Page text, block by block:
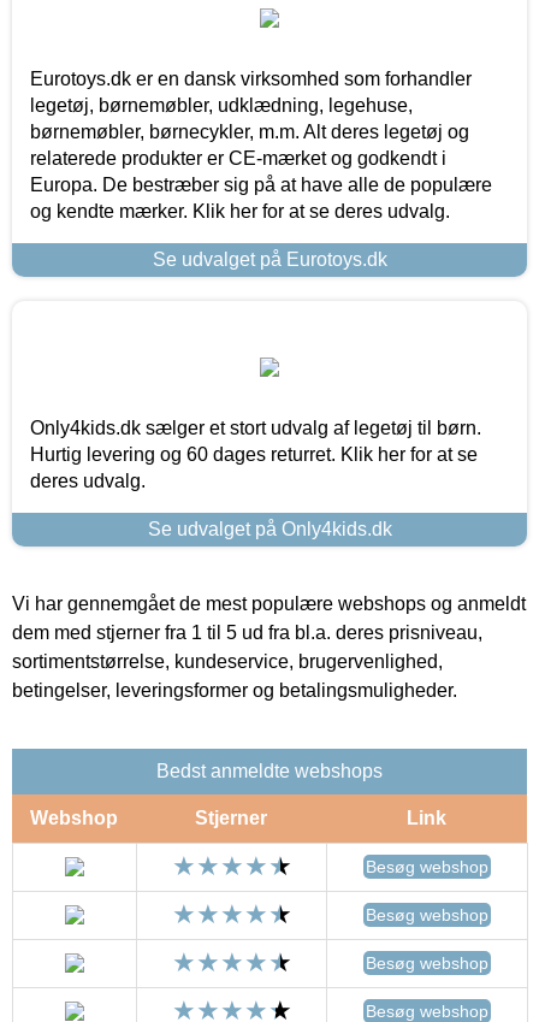
Eurotoys.dk er en dansk virksomhed som forhandler
legetøj, børnemøbler, udklædning, legehuse,
børnemøbler, børnecykler, m.m. Alt deres legetøj og
relaterede produkter er CE-mærket og godkendt i
Europa. De bestræber sig på at have alle de populære
og kendte mærker. Klik her for at se deres udvalg.
Se udvalget på Eurotoys.dk
Only4kids.dk sælger et stort udvalg af legetøj til børn.
Hurtig levering og 60 dages returret. Klik her for at se
deres udvalg.
Se udvalget på Only4kids.dk
Vi har gennemgået de mest populære webshops og anmeldt
dem med stjerner fra 1 til 5 ud fra bl.a. deres prisniveau,
sortimentstørrelse, kundeservice, brugervenlighed,
betingelser, leveringsformer og betalingsmuligheder.
Bedst anmeldte webshops
Webshop Stjerner Link
Besøg webshop
Besøg webshop
Besøg webshop
Besøg webshop